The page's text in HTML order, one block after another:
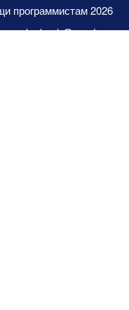
программистам 2026
pbn.book@yandex.ru